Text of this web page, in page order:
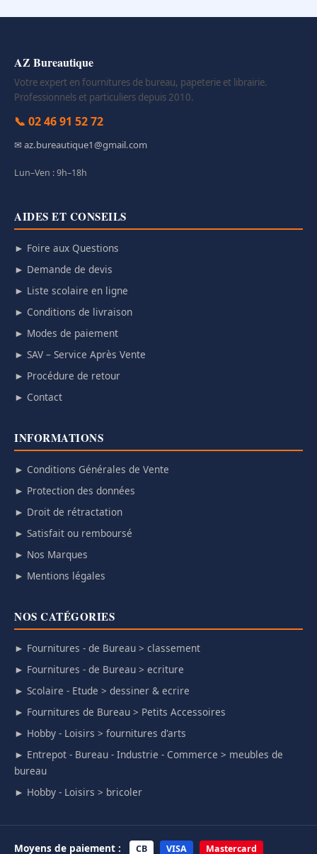
AZ Bureautique
Votre expert en fournitures de bureau, papeterie et librairie.
Professionnels et particuliers depuis 2010.
📞 02 46 91 52 72
✉ az.bureautique1@gmail.com
Lun–Ven : 9h–18h
AIDES ET CONSEILS
► Foire aux Questions
► Demande de devis
► Liste scolaire en ligne
► Conditions de livraison
► Modes de paiement
► SAV – Service Après Vente
► Procédure de retour
► Contact
INFORMATIONS
► Conditions Générales de Vente
► Protection des données
► Droit de rétractation
► Satisfait ou remboursé
► Nos Marques
► Mentions légales
NOS CATÉGORIES
► Fournitures - de Bureau > classement
► Fournitures - de Bureau > ecriture
► Scolaire - Etude > dessiner & ecrire
► Fournitures de Bureau > Petits Accessoires
► Hobby - Loisirs > fournitures d'arts
► Entrepot - Bureau - Industrie - Commerce > meubles de
bureau
► Hobby - Loisirs > bricoler
Moyens de paiement : CB VISA Mastercard